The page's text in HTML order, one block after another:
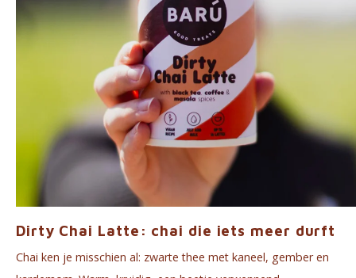
Dirty Chai Latte: chai die iets meer durft
Chai ken je misschien al: zwarte thee met kaneel, gember en